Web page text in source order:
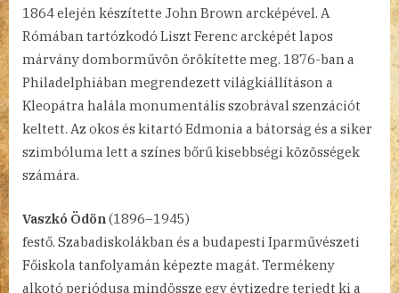
1864 elején készítette John Brown arcképével. A
Rómában tartózkodó Liszt Ferenc arcképét lapos
márvány domborművön örökítette meg. 1876-ban a
Philadelphiában megrendezett világkiállításon a
Kleopátra halála monumentális szobrával szenzációt
keltett. Az okos és kitartó Edmonia a bátorság és a siker
szimbóluma lett a színes bőrű kisebbségi közösségek
számára.
Vaszkó Ödön(1896–1945)
festő. Szabadiskolákban és a budapesti Iparművészeti
Főiskola tanfolyamán képezte magát. Termékeny
alkotó periódusa mindössze egy évtizedre terjedt ki a